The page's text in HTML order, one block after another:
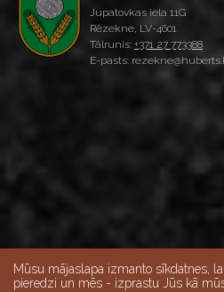
Jupatovkas iela 11G
Rēzekne, LV-4601
Tālrunis: +371 27 773388
E-pasts:
Mūsu mājaslapa izmanto sīkdatnes,
pieredzi un mēs - izprastu Jūs kā